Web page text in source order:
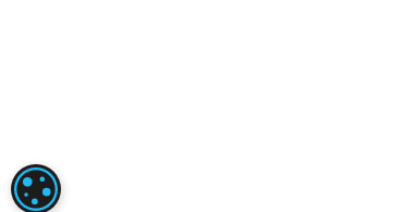
INDSTILLINGER FOR COOIES